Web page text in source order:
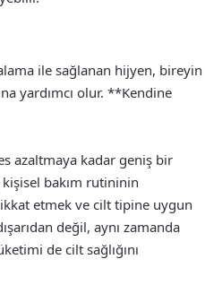
ile sağlanan hijyen, bireyin
yardımcı olur. **Kendine
azaltmaya kadar geniş bir
bakım rutininin
etmek ve cilt tipine uygun
değil, aynı zamanda
de cilt sağlığını